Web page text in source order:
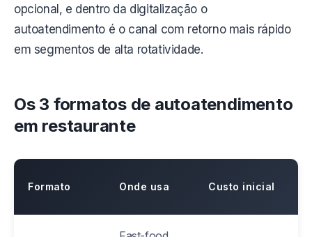
opcional, e dentro da digitalização o
autoatendimento é o canal com retorno mais rápido
em segmentos de alta rotatividade.
Os 3 formatos de autoatendimento
em restaurante
Formato Onde usa Custo inicial